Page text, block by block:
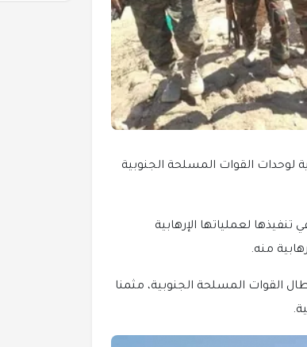
لوحدات القوات المسلحة الجنوبية
لعملياتها الإرهابية
منه.
القوات المسلحة الجنوبية، مثمنا